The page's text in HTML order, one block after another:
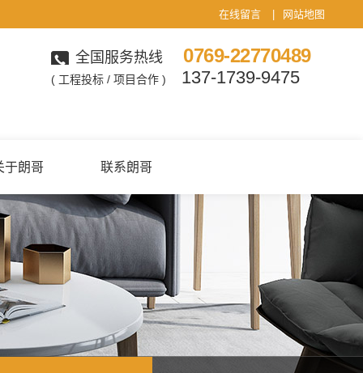
在线留言 网站地图
全国服务热线 0769-22770489
( 工程投标 / 项目合作 ) 137-1739-9475
于朗哥 联系朗哥